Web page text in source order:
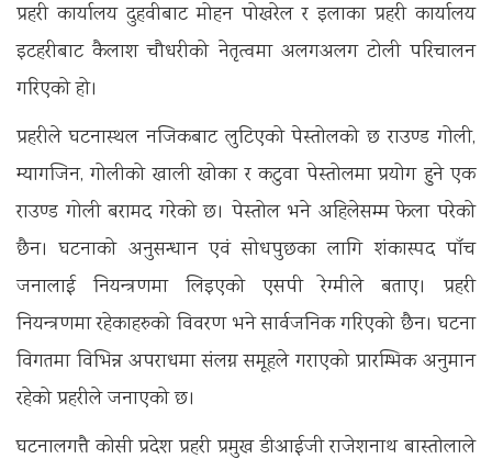
प्रहरी कार्यालय दुहवीबाट मोहन पोखरेल र इलाका प्रहरी कार्यालय
इटहरीबाट कैलाश चौधरीको नेतृत्वमा अलगअलग टोली परिचालन
गरिएको हो।
प्रहरीले घटनास्थल नजिकबाट लुटिएको पेस्तोलको छ राउण्ड गोली,
म्यागजिन, गोलीको खाली खोका र कटुवा पेस्तोलमा प्रयोग हुने एक
राउण्ड गोली बरामद गरेको छ। पेस्तोल भने अहिलेसम्म फेला परेको
छैन। घटनाको अनुसन्धान एवं सोधपुछका लागि शंकास्पद पाँच
जनालाई नियन्त्रणमा लिइएको एसपी रेग्मीले बताए। प्रहरी
नियन्त्रणमा रहेकाहरुको विवरण भने सार्वजनिक गरिएको छैन। घटना
विगतमा विभिन्न अपराधमा संलग्न समूहले गराएको प्रारम्भिक अनुमान
रहेको प्रहरीले जनाएको छ।
घटनालगत्तै कोसी प्रदेश प्रहरी प्रमुख डीआईजी राजेशनाथ बास्तोलाले